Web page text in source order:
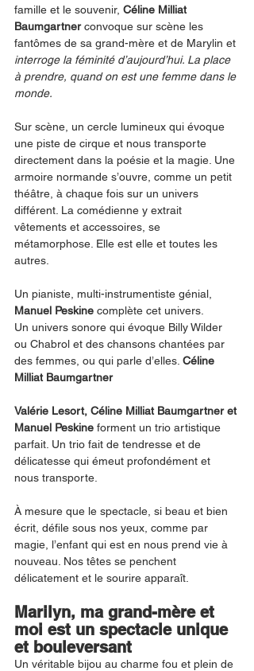
famille et le souvenir, Céline Milliat
Baumgartner convoque sur scène les
fantômes de sa grand-mère et de Marylin et
interroge la féminité d’aujourd’hui. La place
à prendre, quand on est une femme dans le
monde.
Sur scène, un cercle lumineux qui évoque
une piste de cirque et nous transporte
directement dans la poésie et la magie. Une
armoire normande s’ouvre, comme un petit
théâtre, à chaque fois sur un univers
différent. La comédienne y extrait
vêtements et accessoires, se
métamorphose. Elle est elle et toutes les
autres.
Un pianiste, multi-instrumentiste génial,
Manuel Peskine complète cet univers.
Un univers sonore qui évoque Billy Wilder
ou Chabrol et des chansons chantées par
des femmes, ou qui parle d’elles. Céline
Milliat Baumgartner
Valérie Lesort, Céline Milliat Baumgartner et
Manuel Peskine forment un trio artistique
parfait. Un trio fait de tendresse et de
délicatesse qui émeut profondément et
nous transporte.
À mesure que le spectacle, si beau et bien
écrit, défile sous nos yeux, comme par
magie, l’enfant qui est en nous prend vie à
nouveau. Nos têtes se penchent
délicatement et le sourire apparaît.
Marilyn, ma grand-mère et
moi est un spectacle unique
et bouleversant
Un véritable bijou au charme fou et plein de